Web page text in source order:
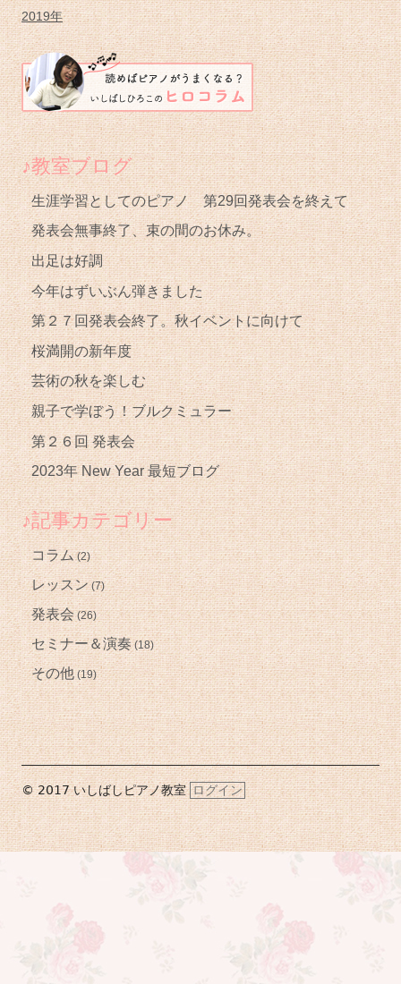
2019年
♪教室ブログ
生涯学習としてのピアノ 第29回発表会を終えて
発表会無事終了、束の間のお休み。
出足は好調
今年はずいぶん弾きました
第２７回発表会終了。秋イベントに向けて
桜満開の新年度
芸術の秋を楽しむ
親子で学ぼう！ブルクミュラー
第２６回 発表会
2023年 New Year 最短ブログ
♪記事カテゴリー
コラム(2)
レッスン(7)
発表会(26)
セミナー＆演奏(18)
その他 (19)
フ
ッ
タ
© 2017 いしばしピアノ教室ログイン